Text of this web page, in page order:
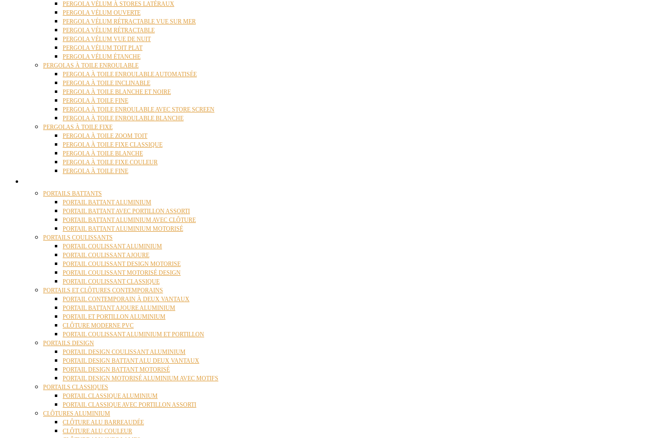
PERGOLA VÉLUM À STORES LATÉRAUX
PERGOLA VÉLUM OUVERTE
PERGOLA VÉLUM RÉTRACTABLE VUE SUR MER
PERGOLA VÉLUM RÉTRACTABLE
PERGOLA VÉLUM VUE DE NUIT
PERGOLA VÉLUM TOIT PLAT
PERGOLA VÉLUM ÉTANCHE
PERGOLAS À TOILE ENROULABLE
PERGOLA À TOILE ENROULABLE AUTOMATISÉE
PERGOLA À TOILE INCLINABLE
PERGOLA À TOILE BLANCHE ET NOIRE
PERGOLA À TOILE FINE
PERGOLA À TOILE ENROULABLE AVEC STORE SCREEN
PERGOLA À TOILE ENROULABLE BLANCHE
PERGOLAS À TOILE FIXE
PERGOLA À TOILE ZOOM TOIT
PERGOLA À TOILE FIXE CLASSIQUE
PERGOLA À TOILE BLANCHE
PERGOLA À TOILE FIXE COULEUR
PERGOLA À TOILE FINE
PORTAILS BATTANTS
PORTAIL BATTANT ALUMINIUM
PORTAIL BATTANT AVEC PORTILLON ASSORTI
PORTAIL BATTANT ALUMINIUM AVEC CLÔTURE
PORTAIL BATTANT ALUMINIUM MOTORISÉ
PORTAILS COULISSANTS
PORTAIL COULISSANT ALUMINIUM
PORTAIL COULISSANT AJOURE
PORTAIL COULISSANT DESIGN MOTORISE
PORTAIL COULISSANT MOTORISÉ DESIGN
PORTAIL COULISSANT CLASSIQUE
PORTAILS ET CLÔTURES CONTEMPORAINS
PORTAIL CONTEMPORAIN À DEUX VANTAUX
PORTAIL BATTANT AJOURE ALUMINIUM
PORTAIL ET PORTILLON ALUMINIUM
CLÔTURE MODERNE PVC
PORTAIL COULISSANT ALUMINIUM ET PORTILLON
PORTAILS DESIGN
PORTAIL DESIGN COULISSANT ALUMINIUM
PORTAIL DESIGN BATTANT ALU DEUX VANTAUX
PORTAIL DESIGN BATTANT MOTORISÉ
PORTAIL DESIGN MOTORISÉ ALUMINIUM AVEC MOTIFS
PORTAILS CLASSIQUES
PORTAIL CLASSIQUE ALUMINIUM
PORTAIL CLASSIQUE AVEC PORTILLON ASSORTI
CLÔTURES ALUMINIUM
CLÔTURE ALU BARREAUDÉE
CLÔTURE ALU COULEUR